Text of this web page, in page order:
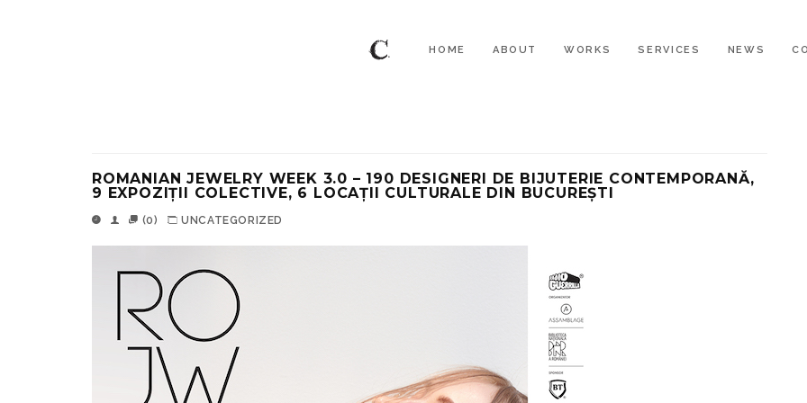
HOME ABOUT WORKS SERVICES NEWS
ROMANIAN JEWELRY WEEK 3.0 – 190 DESIGNERI DE BIJUTERIE CONTEMPORANĂ,
9 EXPOZIȚII COLECTIVE, 6 LOCAȚII CULTURALE DIN BUCUREȘTI
(0) UNCATEGORIZED